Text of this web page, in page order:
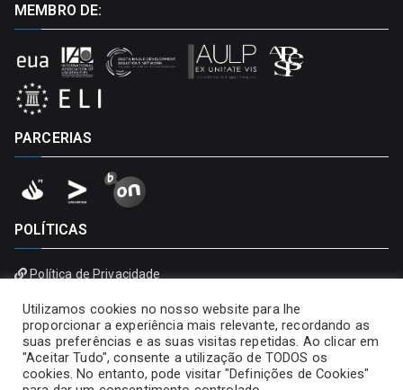
MEMBRO DE:
PARCERIAS
POLÍTICAS
Política de Privacidade
Utilizamos cookies no nosso website para lhe
proporcionar a experiência mais relevante, recordando as
suas preferências e as suas visitas repetidas. Ao clicar em
"Aceitar Tudo", consente a utilização de TODOS os
cookies. No entanto, pode visitar "Definições de Cookies"